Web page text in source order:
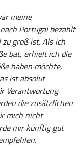
meine
Portugal bezahlt
groß ist. Als ich
bat, erhielt ich die
haben möchte,
ist absolut
Verantwortung
die zusätzlichen
mich nicht
mir künftig gut